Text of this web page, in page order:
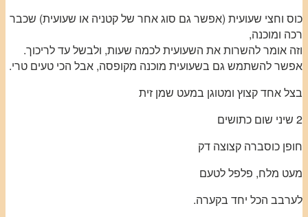
כוס וחצי שעועית (אפשר גם סוג אחר של קטניה או שעועית) שכבר
רכה ומוכנה,
וזה אומר להשרות את השעועית לכמה שעות, ולבשל עד לריכוך.
אפשר להשתמש גם בשעועית מוכנה מקופסה, אבל הכי טעים טרי.
בצל אחד קצוץ ומטוגן במעט שמן זית
2 שיני שום כתושים
חופן כוסברה קצוצה דק
מעט מלח, פלפל לטעם
לערבב הכל יחד בקערה.